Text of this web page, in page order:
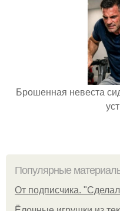
Брошенная невеста
Популярные
От подписчика.